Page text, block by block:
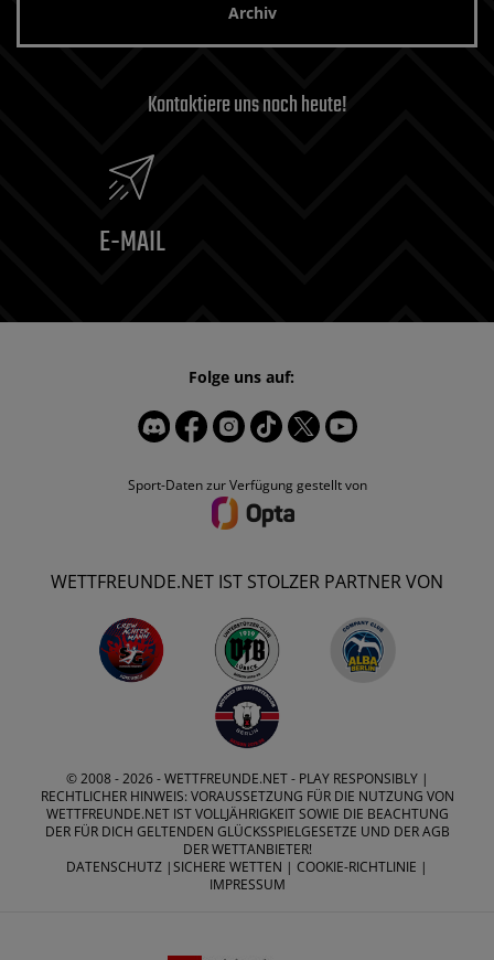
Archiv
Kontaktiere uns noch heute!
E-MAIL
Sport-Daten zur Verfügung gestellt von
Folge uns auf:
WETTFREUNDE.NET IST STOLZER PARTNER VON
© 2008 - 2026 -WETTFREUNDE.NET- PLAY RESPONSIBLY |
RECHTLICHER HINWEIS: VORAUSSETZUNG FÜR DIE NUTZUNG VON
WETTFREUNDE.NET IST VOLLJÄHRIGKEIT SOWIE DIE BEACHTUNG
DER FÜR DICH GELTENDEN GLÜCKSSPIELGESETZE UND DER AGB
DER WETTANBIETER!
DATENSCHUTZ |SICHERE WETTEN | COOKIE-RICHTLINIE |
IMPRESSUM